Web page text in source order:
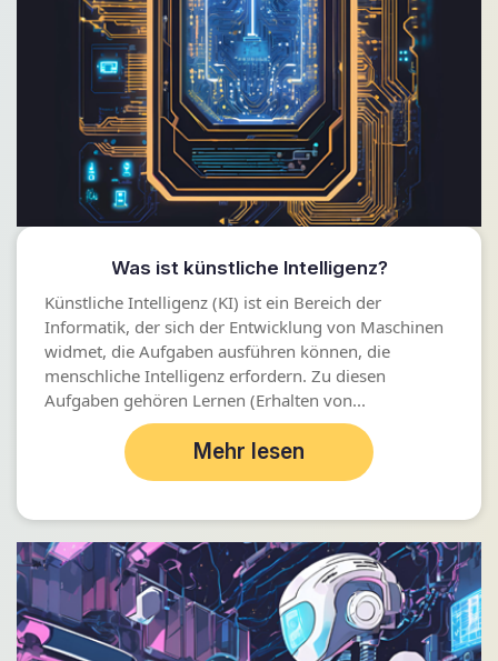
Was ist künstliche Intelligenz?
Künstliche Intelligenz (KI) ist ein Bereich der
Informatik, der sich der Entwicklung von Maschinen
widmet, die Aufgaben ausführen können, die
menschliche Intelligenz erfordern. Zu diesen
Aufgaben gehören Lernen (Erhalten von...
Mehr lesen